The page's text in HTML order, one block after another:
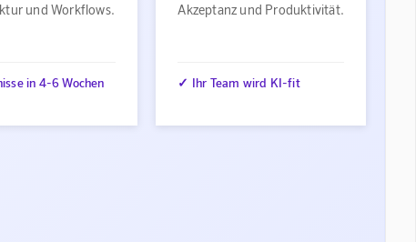
und Workflows.
in 4-6 Wochen
Akzeptanz und Produktivität.
✓ Ihr Team wird KI-fit